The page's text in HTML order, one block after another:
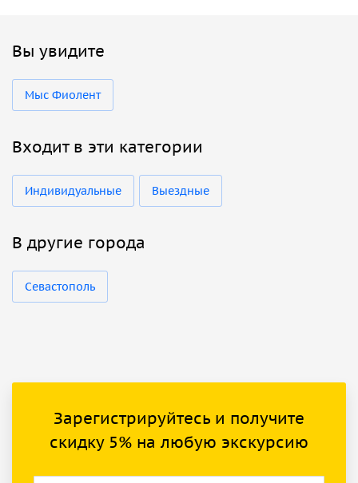
Вы увидите
Мыс Фиолент
Входит в эти категории
Индивидуальные Выездные
В другие города
Севастополь
Зарегистрируйтесь и получите
скидку 5% на любую экскурсию